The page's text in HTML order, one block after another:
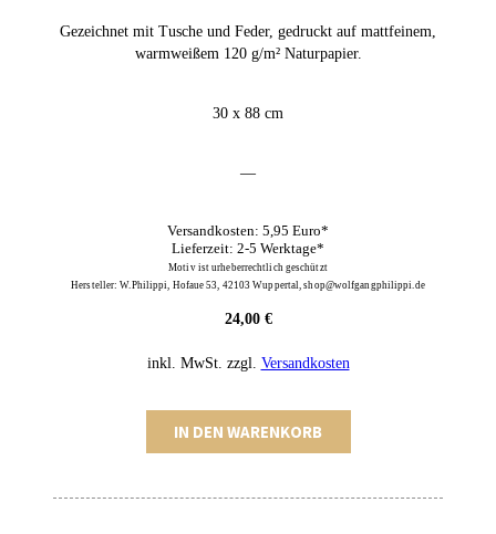
Gezeichnet mit Tusche und Feder, gedruckt auf mattfeinem,
warmweißem 120 g/m² Naturpapier.
30 x 88 cm
—
Versandkosten: 5,95 Euro*
Lieferzeit: 2-5 Werktage*
Motiv ist urheberrechtlich geschützt
Hersteller: W.Philippi, Hofaue 53, 42103 Wuppertal, shop@wolfgangphilippi.de
24,00 €
inkl. MwSt. zzgl. Versandkosten
Plakat
Menge
IN DEN WARENKORB